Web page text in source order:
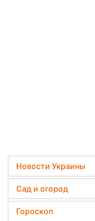
Новости Украины
Пенсии в Украине
Мобилизация
Политика
Сад и огород
Садовод назвал
Гороскоп